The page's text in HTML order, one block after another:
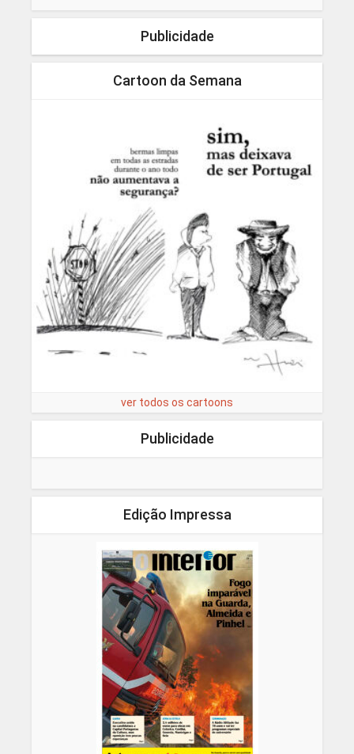
Publicidade
Cartoon da Semana
ver todos os cartoons
Publicidade
Edição Impressa